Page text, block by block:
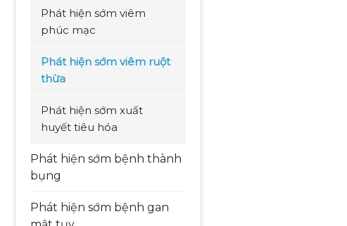
Phát hiện sớm viêm
phúc mạc
Phát hiện sớm viêm ruột
thừa
Phát hiện sớm xuất
huyết tiêu hóa
Phát hiện sớm bệnh thành
bụng
Phát hiện sớm bệnh gan